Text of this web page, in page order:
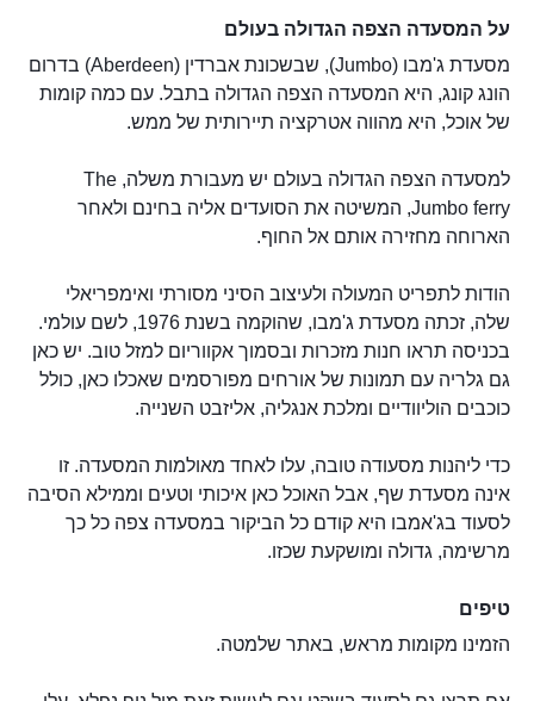
על המסעדה הצפה הגדולה בעולם
מסעדת ג'מבו (Jumbo), שבשכונת אברדין (Aberdeen) בדרום
הונג קונג, היא המסעדה הצפה הגדולה בתבל. עם כמה קומות
של אוכל, היא מהווה אטרקציה תיירותית של ממש.
למסעדה הצפה הגדולה בעולם יש מעבורת משלה, The
Jumbo ferry, המשיטה את הסועדים אליה בחינם ולאחר
הארוחה מחזירה אותם אל החוף.
הודות לתפריט המעולה ולעיצוב הסיני מסורתי ואימפריאלי
שלה, זכתה מסעדת ג'מבו, שהוקמה בשנת 1976, לשם עולמי.
בכניסה תראו חנות מזכרות ובסמוך אקווריום למזל טוב. יש כאן
גם גלריה עם תמונות של אורחים מפורסמים שאכלו כאן, כולל
כוכבים הוליוודיים ומלכת אנגליה, אליזבט השנייה.
כדי ליהנות מסעודה טובה, עלו לאחד מאולמות המסעדה. זו
אינה מסעדת שף, אבל האוכל כאן איכותי וטעים וממילא הסיבה
לסעוד בג'אמבו היא קודם כל הביקור במסעדה צפה כל כך
מרשימה, גדולה ומושקעת שכזו.
טיפים
הזמינו מקומות מראש, באתר שלמטה.